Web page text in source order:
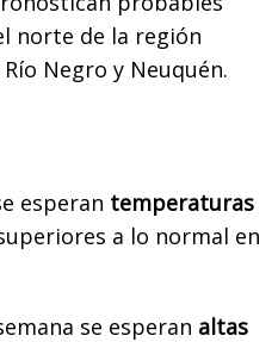
norte de la región
Negro y Neuquén.
esperan temperaturas
a lo normal en
se esperan altas